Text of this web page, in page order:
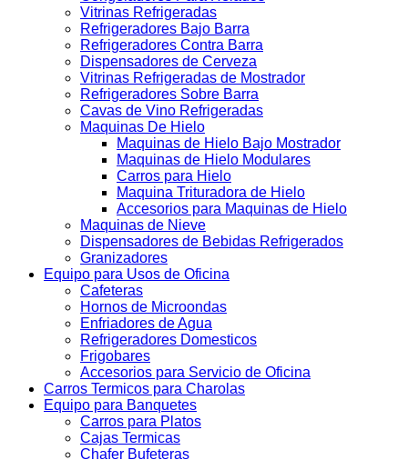
Vitrinas Refrigeradas
Refrigeradores Bajo Barra
Refrigeradores Contra Barra
Dispensadores de Cerveza
Vitrinas Refrigeradas de Mostrador
Refrigeradores Sobre Barra
Cavas de Vino Refrigeradas
Maquinas De Hielo
Maquinas de Hielo Bajo Mostrador
Maquinas de Hielo Modulares
Carros para Hielo
Maquina Trituradora de Hielo
Accesorios para Maquinas de Hielo
Maquinas de Nieve
Dispensadores de Bebidas Refrigerados
Granizadores
Equipo para Usos de Oficina
Cafeteras
Hornos de Microondas
Enfriadores de Agua
Refrigeradores Domesticos
Frigobares
Accesorios para Servicio de Oficina
Carros Termicos para Charolas
Equipo para Banquetes
Carros para Platos
Cajas Termicas
Chafer Bufeteras